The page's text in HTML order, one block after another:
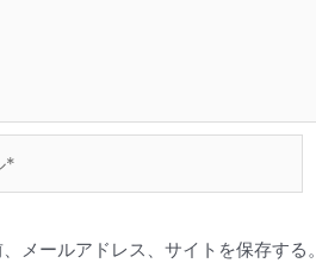
メールアドレス、サイトを保存する。